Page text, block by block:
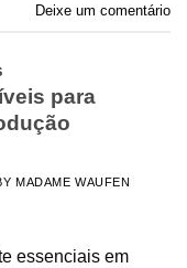
Deixe um comentário
para
MADAME WAUFEN
essenciais em